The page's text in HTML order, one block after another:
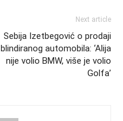
Next article
Sebija Izetbegović o prodaji
blindiranog automobila: ‘Alija
nije volio BMW, više je volio
Golfa’